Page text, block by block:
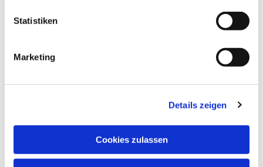
Statistiken
Marketing
Details zeigen
Cookies zulassen